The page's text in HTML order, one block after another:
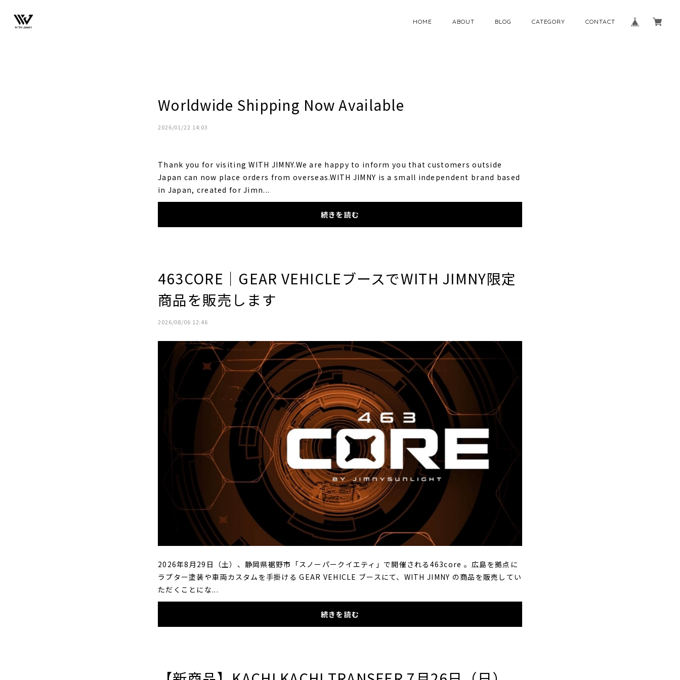
HOME ABOUT BLOG CATEGORY CONTACT
Worldwide Shipping Now Available
2026/01/22 14:03
Thank you for visiting WITH JIMNY.We are happy to inform you that customers outside
Japan can now place orders from overseas.WITH JIMNY is a small independent brand based
in Japan, created for Jimn...
続きを読む
463CORE｜GEAR VEHICLEブースでWITH JIMNY限定
商品を販売します
2026/08/06 12:46
2026年8月29日（土）、静岡県裾野市「スノーパークイエティ」で開催される463core 。広島を拠点に
ラプター塗装や車両カスタムを手掛ける GEAR VEHICLE ブースにて、WITH JIMNY の商品を販売してい
ただくことにな...
続きを読む